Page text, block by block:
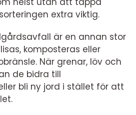
extra viktig.
är en annan stor
komposteras eller
När grenar, löv och
de bidra till
bli ny jord i stället för att